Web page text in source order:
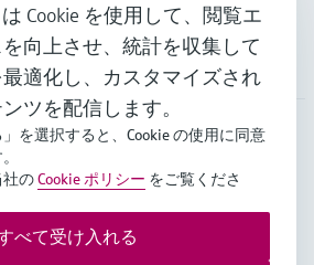
Group Services AG
は Cookie を使用して、閲覧エ
向上させ、統計を収集して
適化し、カスタマイズされ
ツを配信します。
」を選択すると、Cookie の使用に同意
のCookie ポリシー をご覧くださ
べて受け入れる